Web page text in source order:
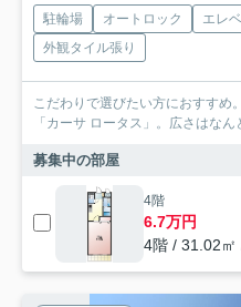
駐輪場 オートロック エレ
外観タイル張り
こだわりで選びたい方におすすめ
「カーサ ロータス」。広さはな
募集中の部屋
4階
6.7万円
4階 / 31.02㎡